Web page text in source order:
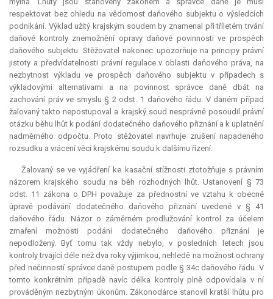
respektovat bez ohledu na vědomost daňového subjektu o výsledcích
podnikání. Výklad užitý krajským soudem by znamenal při tříletém trvání
daňové kontroly znemožnění opravy daňové povinnosti ve prospěch
daňového subjektu. Stěžovatel nakonec upozorňuje na principy právní
jistoty a předvídatelnosti právní regulace v oblasti daňového práva, na
nezbytnost výkladu ve prospěch daňového subjektu v případech s
výkladovými alternativami a na povinnost správce daně dbát na
zachování práv ve smyslu § 2 odst. 1 daňového řádu. V daném případ
žalovaný takto nepostupoval a krajský soud nesprávně posoudil právní
otázku běhu lhůt k podání dodatečného daňového přiznání a k uplatnění
nadměrného odpočtu. Proto stěžovatel navrhuje zrušení napadeného
rozsudku a vrácení věci krajskému soudu k dalšímu řízení.
Žalovaný se ve vyjádření ke kasační stížnosti ztotožňuje s právním
názorem krajského soudu na běh rozhodných lhůt. Ustanovení § 73
odst. 11 zákona o DPH považuje za přednostní ve vztahu k obecné
úpravě podávání dodatečného daňového přiznání uvedené v § 41
daňového řádu. Názor o záměrném prodlužování kontrol za účelem
zmaření možnosti podání dodatečného daňového přiznání je
nepodložený. Byť tomu tak vždy nebylo, v posledních letech jsou
kontroly trvající déle než dva roky výjimkou, nehledě na možnost ochrany
před nečinností správce daně postupem podle § 34c daňového řádu. V
tomto konkrétním případě navíc délka kontroly plně odpovídala v ní
prováděným nezbytným úkonům. Zákonodárce stanovil kratší lhůtu pro